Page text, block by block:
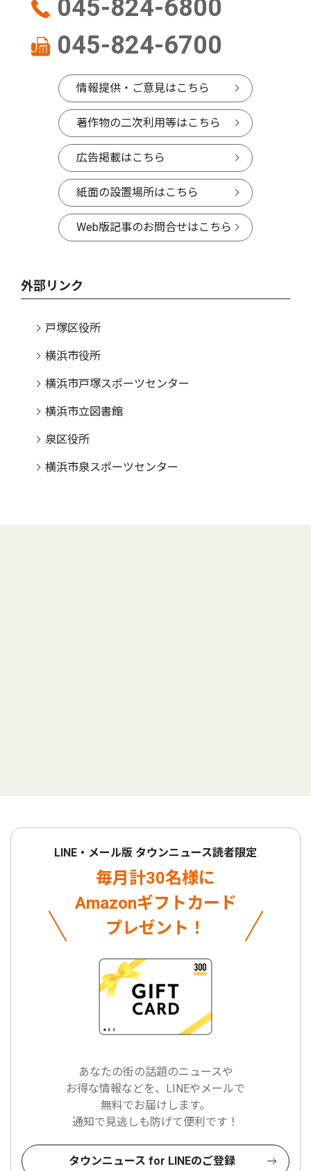
045-824-6800
045-824-6700
情報提供・ご意見はこちら
著作物の二次利用等はこちら
広告掲載はこちら
紙面の設置場所はこちら
Web版記事のお問合せはこちら
外部リンク
戸塚区役所
横浜市役所
横浜市戸塚スポーツセンター
横浜市立図書館
泉区役所
横浜市泉スポーツセンター
LINE・メール版 タウンニュース読者限定
毎月計30名様に
Amazonギフトカード
プレゼント！
あなたの街の話題のニュースや
お得な情報などを、LINEやメールで
無料でお届けします。
通知で見逃しも防げて便利です！
タウンニュース for LINEのご登録